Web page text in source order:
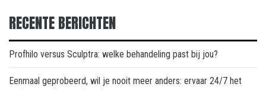
RECENTE BERICHTEN
Profhilo versus Sculptra: welke behandeling past bij jou?
Eenmaal geprobeerd, wil je nooit meer anders: ervaar 24/7 het